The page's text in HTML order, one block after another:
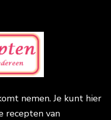
nemen. Je kunt hier
recepten van